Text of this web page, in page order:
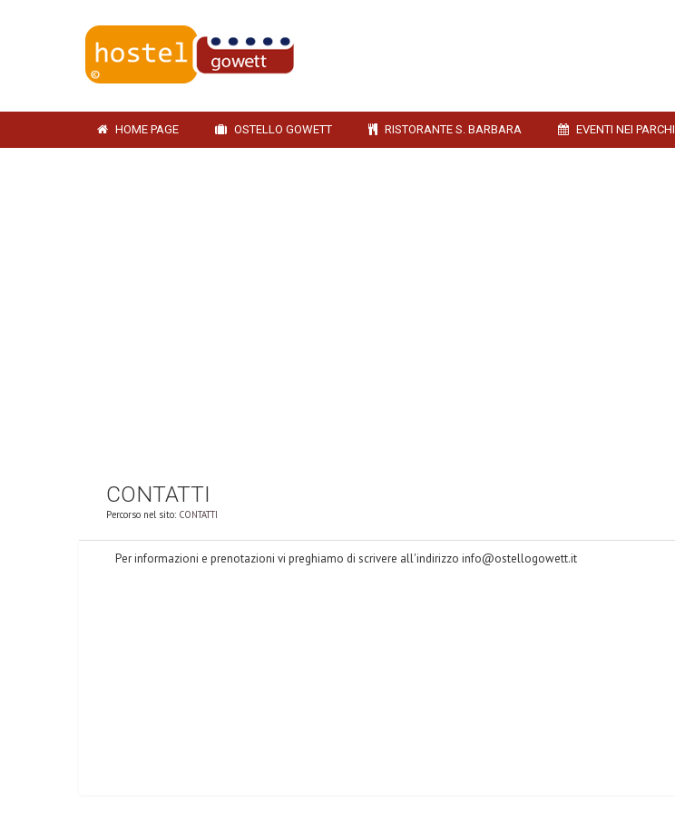
HOME PAGE OSTELLO GOWETT RISTORANTE S. BARBARA EVENTI NEI PARCHI
CONTATTI
Percorso nel sito: CONTATTI
Per informazioni e prenotazioni vi preghiamo di scrivere all'indirizzo info@ostellogowett.it